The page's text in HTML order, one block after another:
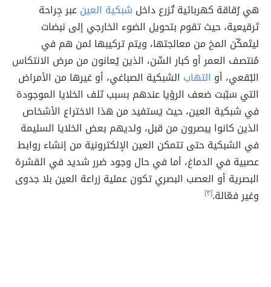
هي رُقاقة كهربائية تُزرع داخل شبكية العينعبر جِراحة
تَرقيعية، حيث تقوم بتحويل الضوء الخارجي إلى نبضات
ليتَمكّن المخ من معالجتها، ويتم تركيبها لمن هم في
مُنتصف العمر أو كبار السِّن، الذين يُعانون من مرض الانتكاس
البُقعي، أو التهاب الشبكية الصباغي، أو غيرها من الأمراض
التي سَبّبت ضعف الرؤيا عندهم بسبب تَلف الخلايا الموجودة
في شبكية العين، حيث يَستفيد من هذا الاختراع الأشخاص
الذين كانوا يبصرون من قبل، ولديهم بعض الخلايا السليمة
في الشبكية حتى تتمكن العين الإلكترونية من إنشاء روابط
عصبية في الدماغ، أما في حال وجود ضرر شديد في القشرة
البصرية أو العصب البصري تكون عملية زراعة العين بلا جدوى
وغير فعّالة.[٣]